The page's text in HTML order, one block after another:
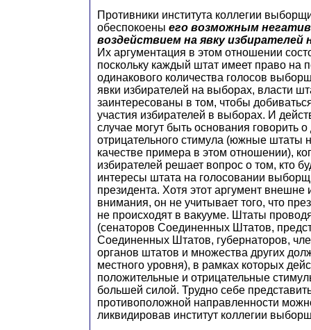
Противники института коллегии
обеспокоены его возможным
воздействием на явку избирателей
Их аргументация в этом отношении
поскольку каждый штат имеет право на
одинакового количества голосов
явки избирателей на выборах, власти
заинтересованы в том, чтобы
участия избирателей в выборах. И
случае могут быть основания говорить о
отрицательного стимула (южные штаты
качестве примера в этом отношении),
избирателей решает вопрос о том, кто
интересы штата на голосовании
президента. Хотя этот аргумент внешне
внимания, он не учитывает того, что
не происходят в вакууме. Штаты
(сенаторов Соединенных Штатов,
Соединенных Штатов, губернаторов,
органов штатов и множества других
местного уровня), в рамках которых
положительные и отрицательные
большей силой. Трудно себе
противоположной направленности
ликвидировав институт коллегии